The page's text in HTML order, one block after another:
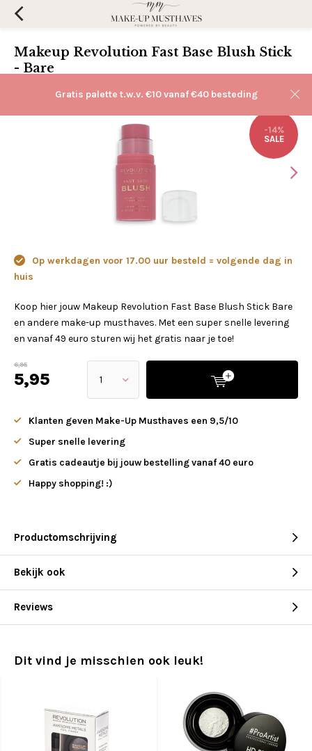
Gratis palette t.w.v. €10 vanaf €40 besteding
Makeup Revolution Fast Base Blush Stick
- Bare
-14%
SALE
Op werkdagen voor 17.00 uur besteld = volgende dag in
huis
Koop hier jouw Makeup Revolution Fast Base Blush Stick Bare
en andere make-up musthaves. Met een super snelle levering
en vanaf 49 euro sturen wij het gratis naar je toe!
6,95
5,95
Klanten geven Make-Up Musthaves een 9,5/10
Super snelle levering
Gratis cadeautje bij jouw bestelling vanaf 40 euro
Happy shopping! :)
Productomschrijving
Bekijk ook
Reviews
Dit vind je misschien ook leuk!